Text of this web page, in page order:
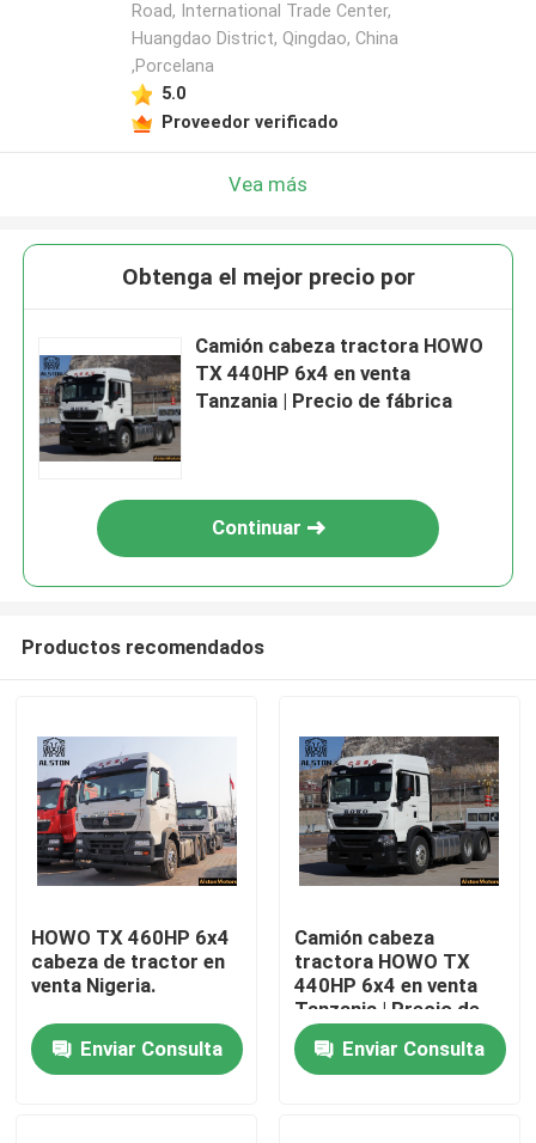
Road, International Trade Center,
Huangdao District, Qingdao, China
,Porcelana
5.0
Proveedor verificado
Vea más
Obtenga el mejor precio por
Camión cabeza tractora HOWO
TX 440HP 6x4 en venta
Tanzania | Precio de fábrica
Continuar
Productos recomendados
HOWO TX 460HP 6x4
cabeza de tractor en
venta Nigeria.
Enviar Consulta
Camión cabeza
tractora HOWO TX
440HP 6x4 en venta
Tanzania | Precio de
fábrica
Enviar Consulta